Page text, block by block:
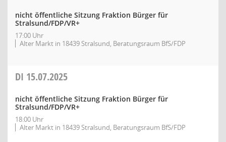
nicht öffentliche Sitzung Fraktion Bürger für
Stralsund/FDP/VR+
17:00 Uhr
Alter Markt in 18439 Stralsund, Beratungsraum BfS/FDP
DI 15.07.2025
nicht öffentliche Sitzung Fraktion Bürger für
Stralsund/FDP/VR+
18:00 Uhr
Alter Markt in 18439 Stralsund, Beratungsraum BfS/FDP